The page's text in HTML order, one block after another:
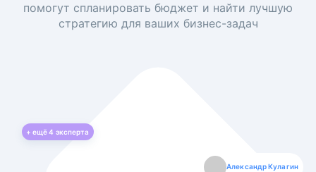
помогут спланировать бюджет и найти лучшую
стратегию для ваших бизнес-задач
+ ещё4 эксперта
Александр Кулагин
Даниил Макаров
Екатерина Лазаренко
Борис Кашко
Юлия Изоитко